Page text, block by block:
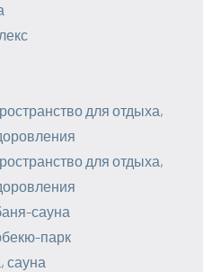
для отдыха,
для отдыха,
сауна
парк
сауна